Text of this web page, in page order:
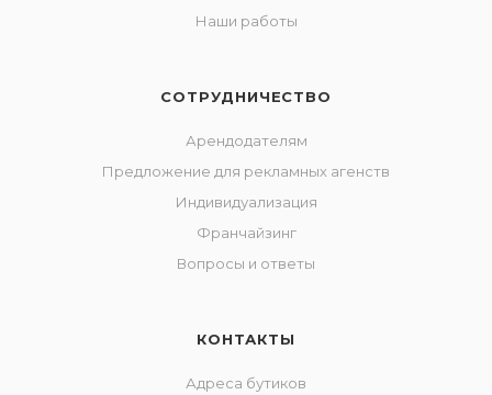
Наши работы
СОТРУДНИЧЕСТВО
Арендодателям
Предложение для рекламных агенств
Индивидуализация
Франчайзинг
Вопросы и ответы
КОНТАКТЫ
Адреса бутиков